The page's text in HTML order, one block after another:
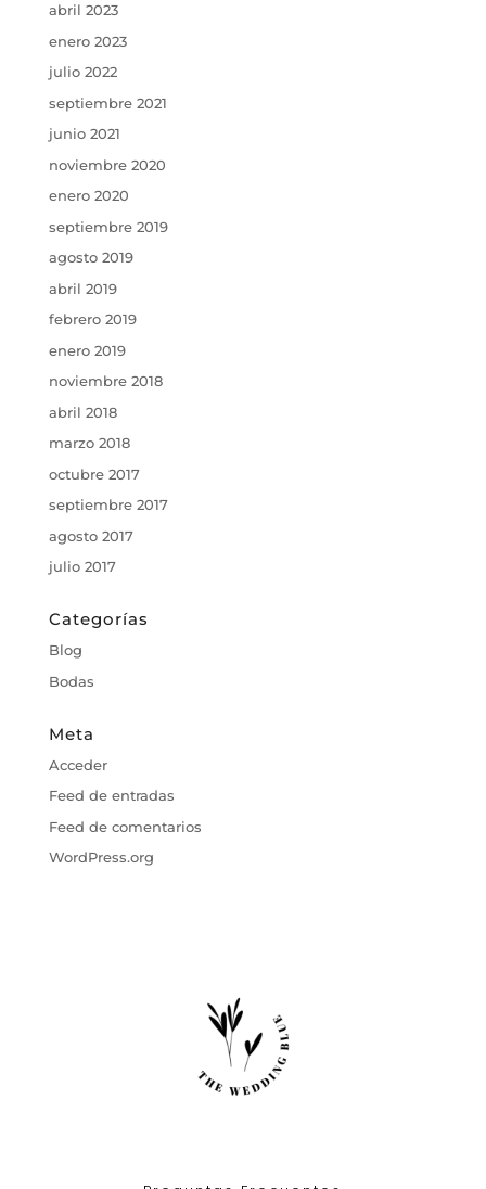
abril 2023
enero 2023
julio 2022
septiembre 2021
junio 2021
noviembre 2020
enero 2020
septiembre 2019
agosto 2019
abril 2019
febrero 2019
enero 2019
noviembre 2018
abril 2018
marzo 2018
octubre 2017
septiembre 2017
agosto 2017
julio 2017
Categorías
Blog
Bodas
Meta
Acceder
Feed de entradas
Feed de comentarios
WordPress.org